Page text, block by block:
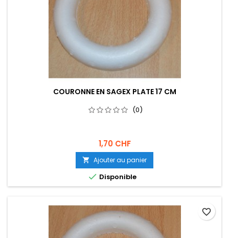
COURONNE EN SAGEX PLATE 17 CM
(0)
1,70 CHF
 Ajouter au panier
 Disponible
favorite_border